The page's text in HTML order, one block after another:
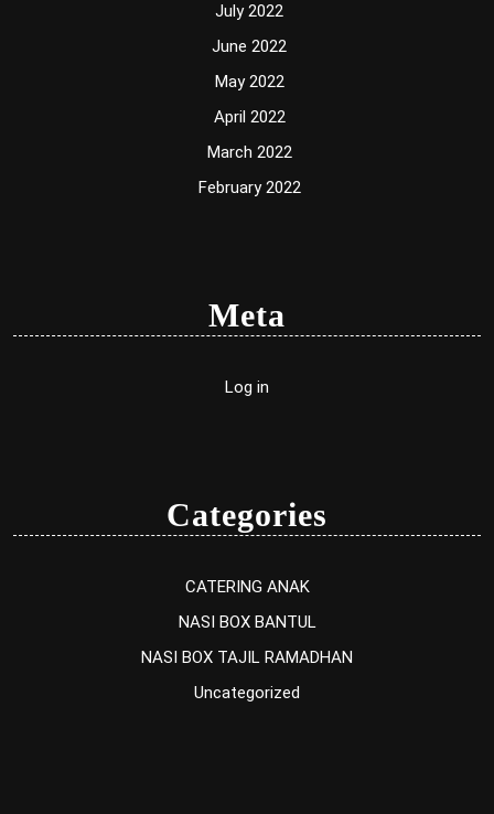
July 2022
June 2022
May 2022
April 2022
March 2022
February 2022
Meta
Log in
Categories
CATERING ANAK
NASI BOX BANTUL
NASI BOX TAJIL RAMADHAN
Uncategorized